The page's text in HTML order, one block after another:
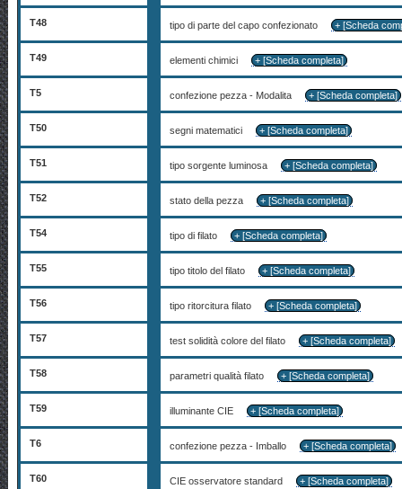
T48 tipo di parte del capo confezionato + [Scheda
T49 elementi chimici + [Scheda completa]
T5 confezione pezza - Modalita + [Scheda completa]
T50 segni matematici + [Scheda completa]
T51 tipo sorgente luminosa + [Scheda completa]
T52 stato della pezza + [Scheda completa]
T54 tipo di filato + [Scheda completa]
T55 tipo titolo del filato + [Scheda completa]
T56 tipo ritorcitura filato + [Scheda completa]
T57 test solidità colore del filato + [Scheda completa]
T58 parametri qualità filato + [Scheda completa]
T59 illuminante CIE + [Scheda completa]
T6 confezione pezza - Imballo + [Scheda completa]
T60 CIE osservatore standard + [Scheda completa]